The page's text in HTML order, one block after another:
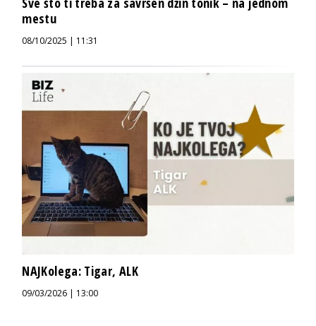
mestu
08/10/2025 | 11:31
NAJKolega: Tigar, ALK
09/03/2026 | 13:00